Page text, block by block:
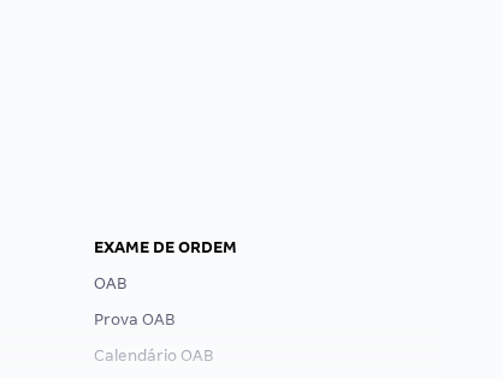
EXAME DE ORDEM
OAB
Prova OAB
Calendário OAB